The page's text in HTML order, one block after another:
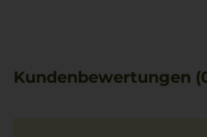
Kundenbewertungen